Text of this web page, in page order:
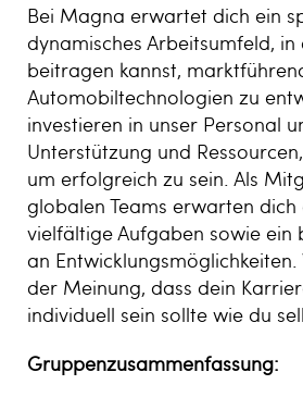
Bei Magna erwartet dich ein
dynamisches Arbeitsumfeld,
beitragen kannst,
Automobiltechnologien zu
investieren in unser Personal
Unterstützung und
um erfolgreich zu sein. Als
globalen Teams erwarten
vielfältige Aufgaben sowie ein
an
der Meinung, dass dein
individuell sein sollte wie du
Gruppenzusammenfassung: